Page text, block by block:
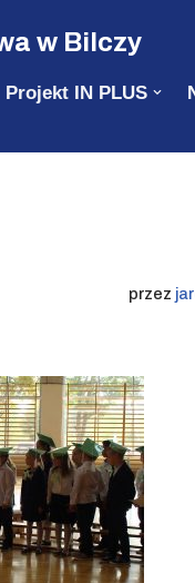
w Bilczy
Projekt IN PLUS
przez